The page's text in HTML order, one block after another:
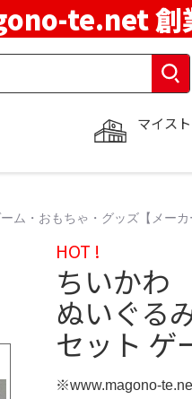
te.net 創
マイス
・おもちゃ・グッズ【メーカ
HOT !
ちいか
ぬいぐる
セット ゲ
※www.magono-